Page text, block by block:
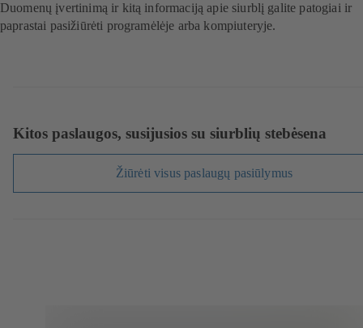
Duomenų įvertinimą ir kitą informaciją apie siurblį galite patogiai ir
paprastai pasižiūrėti programėlėje arba kompiuteryje.
Kitos paslaugos, susijusios su siurblių stebėsena
Žiūrėti visus paslaugų pasiūlymus